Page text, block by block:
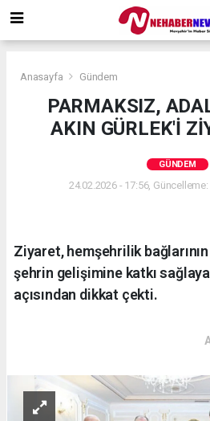
Anasayfa Gündem
PARMAKSIZ,
AKIN GÜRLEK'İ
GÜNDEM
24.02.2026 - 17:56,
Ziyaret, hemşehrilik
şehrin gelişimine katkı
açısından dikkat çekti.